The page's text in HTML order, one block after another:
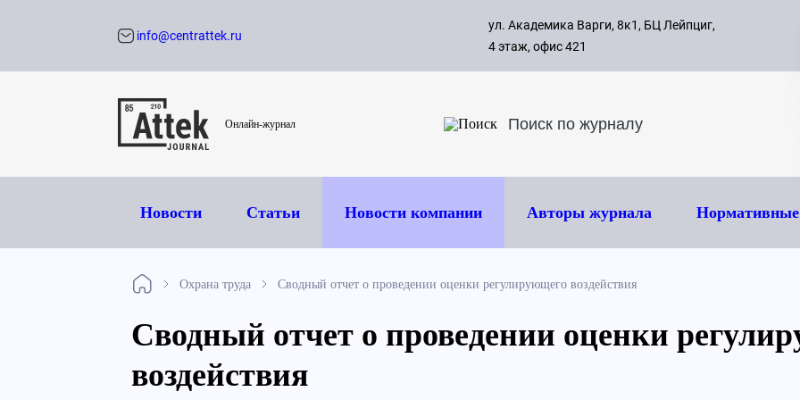
с 09:00
8 495
info@centrattek.ru
ул. Академика Варги, 8к1, БЦ Лейпциг,
4 этаж, офис 421
Онлайн-журнал
Новости Статьи Новости компании Авторы журнала
Охрана труда Сводный отчет о проведении оценки регулирующего воздействия
Сводный отчет о проведении оценки
воздействия